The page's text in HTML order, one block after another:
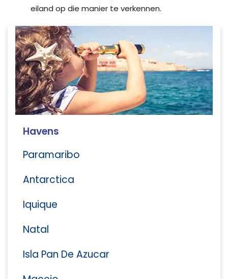
eiland op die manier te verkennen.
Havens
Paramaribo
Antarctica
Iquique
Natal
Isla Pan De Azucar